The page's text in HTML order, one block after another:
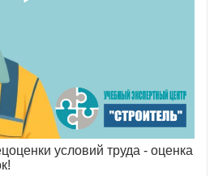
условий труда - оценка